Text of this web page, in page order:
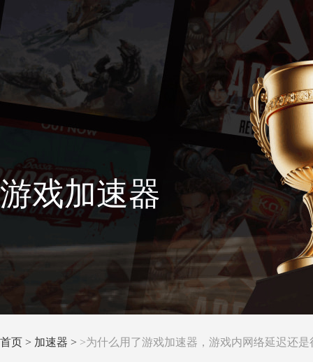
游戏加速器
首页 > 加速器 > >为什么用了游戏加速器，游戏内网络延迟还是